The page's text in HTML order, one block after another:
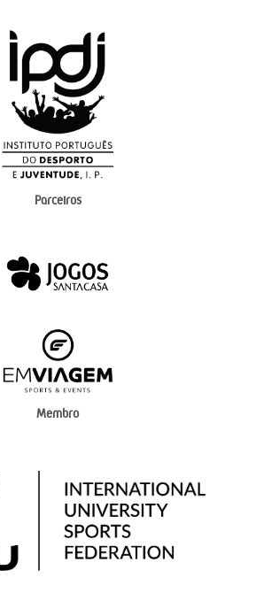
Parceiros
Membro